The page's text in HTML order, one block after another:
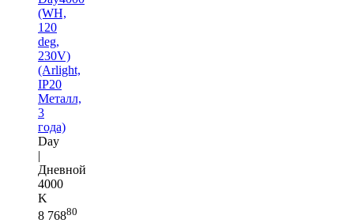
(WH,
120
deg,
230V)
(Arlight,
IP20
Металл,
3
года)
Day
|
Дневной
4000
K
8 76880